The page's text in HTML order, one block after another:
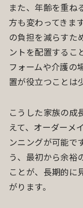
また、年齢を重ね
方も変わってきま
の負担を減らすた
ントを配置するこ
フォームや介護の
置が役立つことは
こうした家族の成
えて、オーダーメ
ンニングが可能で
う、最初から余裕
ことが、長期的に
がります。